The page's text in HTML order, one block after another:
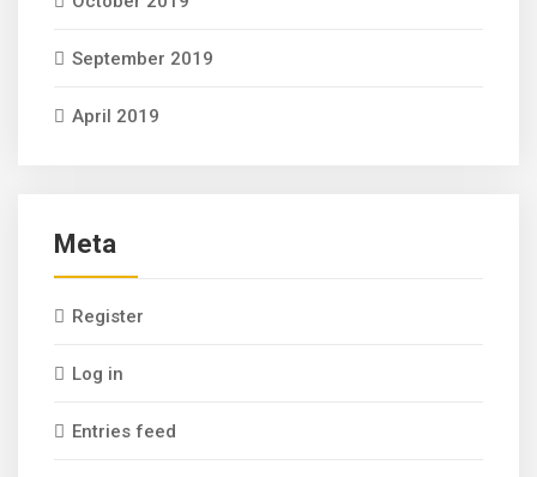
September 2019
April 2019
Meta
Register
Log in
Entries feed